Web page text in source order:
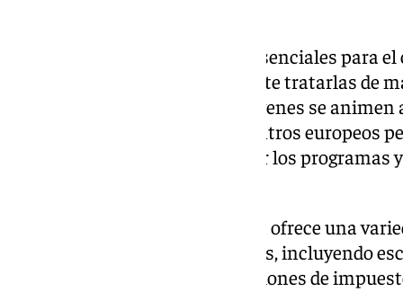
«Las familias numerosas son esenciales para
la sociedad actual. Es importante tratarlas de
fomentar que más personas jóvenes se
participación en redes y encuentros europeos
y acceder a ayudas para mejorar los
«El Ayuntamiento de Antequera ofrece una
apoyar a las familias numerosas, incluyendo
medidas de mediación y reducciones de